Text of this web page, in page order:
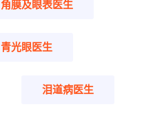
角膜及眼表医生
青光眼医生
泪道病医生